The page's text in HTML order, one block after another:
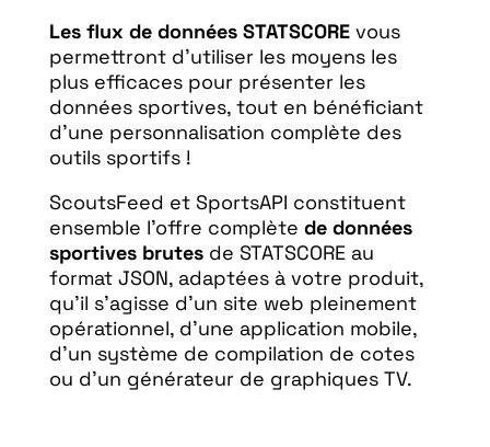
Les flux de données STATSCOREvous
permettront d’utiliser les moyens les
plus efficaces pour présenter les
données sportives, tout en bénéficiant
d’une personnalisation complète des
outils sportifs !
ScoutsFeed et SportsAPI constituent
ensemble l’offre complète de données
sportives brutesde STATSCORE au
format JSON, adaptées à votre produit,
qu’il s’agisse d’un site web pleinement
opérationnel, d’une application mobile,
d’un système de compilation de cotes
ou d’un générateur de graphiques TV.